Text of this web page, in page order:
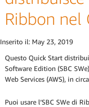
Ribbon nel
Inserito il: May 23, 2019
Questo Quick Start
Software Edition (SBC
Web Services (AWS), in
Puoi usare l’SBC SWe di